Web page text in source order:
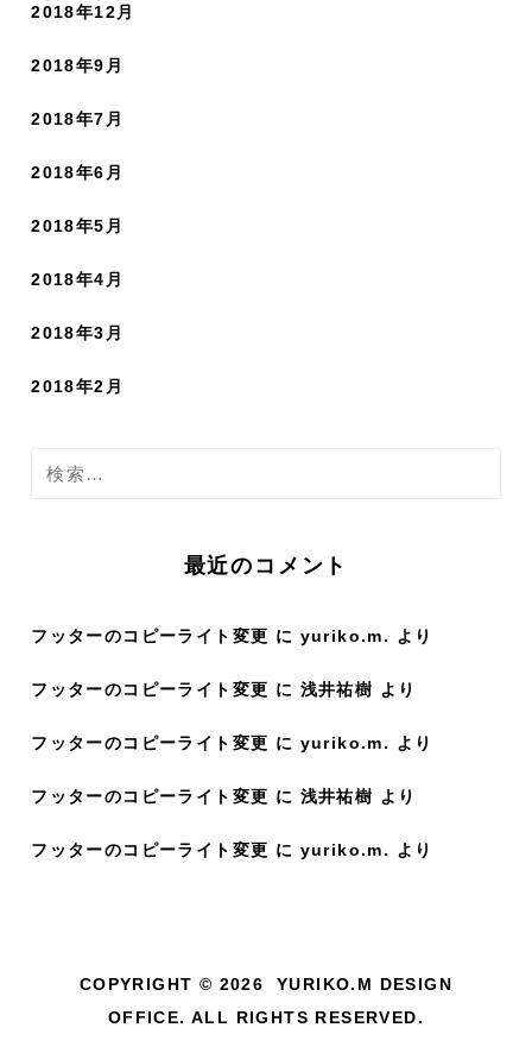
2018年12月
2018年9月
2018年7月
2018年6月
2018年5月
2018年4月
2018年3月
2018年2月
検
最近のコメント
フッターのコピーライト変更 に yuriko.m. より
フッターのコピーライト変更 に 浅井祐樹 より
フッターのコピーライト変更 に yuriko.m. より
フッターのコピーライト変更 に 浅井祐樹 より
フッターのコピーライト変更 に yuriko.m. より
COPYRIGHT © 2026 YURIKO.M DESIGN
OFFICE. ALL RIGHTS RESERVED.